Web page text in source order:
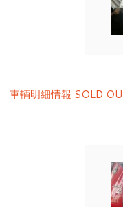
車輌明細情報 SOLD